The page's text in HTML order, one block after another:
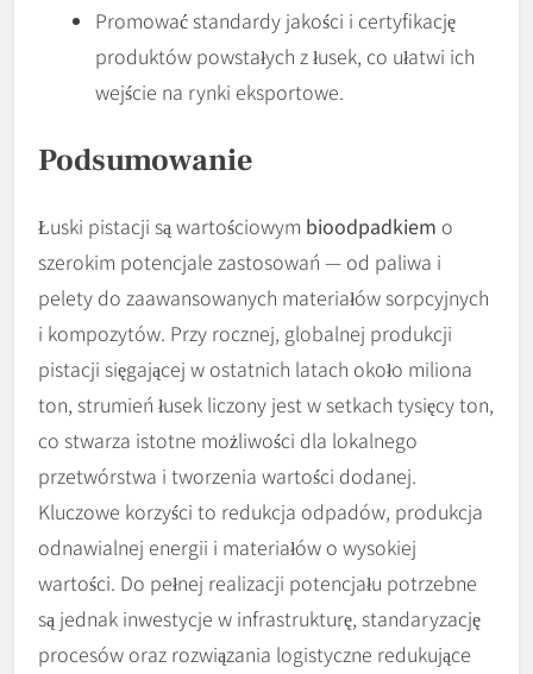
Promować standardy jakości i certyfikację
produktów powstałych z łusek, co ułatwi ich
wejście na rynki eksportowe.
Podsumowanie
Łuski pistacji są wartościowym bioodpadkiem o
szerokim potencjale zastosowań — od paliwa i
pelety do zaawansowanych materiałów sorpcyjnych
i kompozytów. Przy rocznej, globalnej produkcji
pistacji sięgającej w ostatnich latach około miliona
ton, strumień łusek liczony jest w setkach tysięcy ton,
co stwarza istotne możliwości dla lokalnego
przetwórstwa i tworzenia wartości dodanej.
Kluczowe korzyści to redukcja odpadów, produkcja
odnawialnej energii i materiałów o wysokiej
wartości. Do pełnej realizacji potencjału potrzebne
są jednak inwestycje w infrastrukturę, standaryzację
procesów oraz rozwiązania logistyczne redukujące